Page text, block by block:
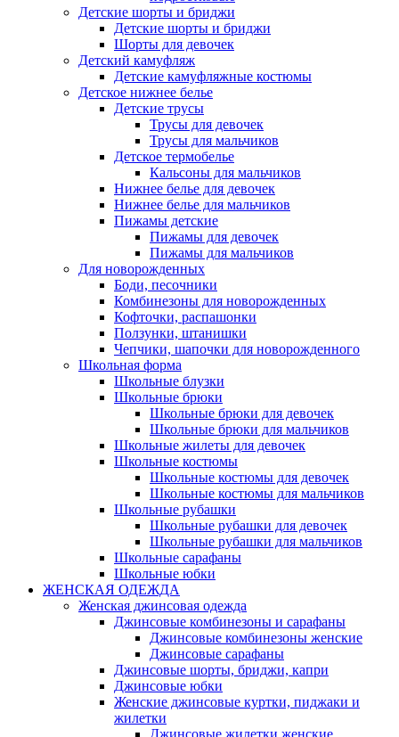
Детские шорты и бриджи
Детские шорты и бриджи
Шорты для девочек
Детский камуфляж
Детские камуфляжные костюмы
Детское нижнее белье
Детские трусы
Трусы для девочек
Трусы для мальчиков
Детское термобелье
Кальсоны для мальчиков
Нижнее белье для девочек
Нижнее белье для мальчиков
Пижамы детские
Пижамы для девочек
Пижамы для мальчиков
Для новорожденных
Боди, песочники
Комбинезоны для новорожденных
Кофточки, распашонки
Ползунки, штанишки
Чепчики, шапочки для новорожденного
Школьная форма
Школьные блузки
Школьные брюки
Школьные брюки для девочек
Школьные брюки для мальчиков
Школьные жилеты для девочек
Школьные костюмы
Школьные костюмы для девочек
Школьные костюмы для мальчиков
Школьные рубашки
Школьные рубашки для девочек
Школьные рубашки для мальчиков
Школьные сарафаны
Школьные юбки
ЖЕНСКАЯ ОДЕЖДА
Женская джинсовая одежда
Джинсовые комбинезоны и сарафаны
Джинсовые комбинезоны женские
Джинсовые сарафаны
Джинсовые шорты, бриджи, капри
Джинсовые юбки
Женские джинсовые куртки, пиджаки и
жилетки
Джинсовые жилетки женские